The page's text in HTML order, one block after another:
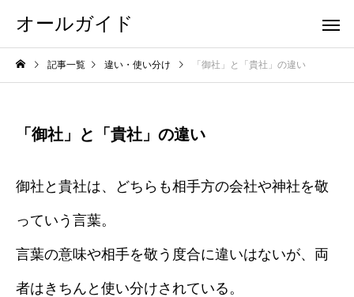
オールガイド
記事一覧 違い・使い分け 「御社」と「貴社」の違い
「御社」と「貴社」の違い
御社と貴社は、どちらも相手方の会社や神社を敬
っていう言葉。
言葉の意味や相手を敬う度合に違いはないが、両
者はきちんと使い分けされている。